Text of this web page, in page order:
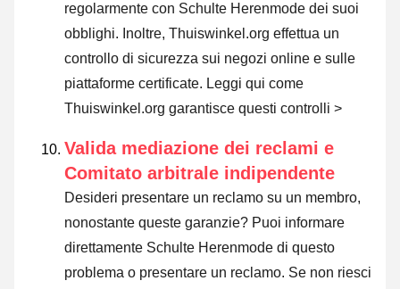
regolarmente con Schulte Herenmode dei suoi
obblighi. Inoltre, Thuiswinkel.org effettua un
controllo di sicurezza sui negozi online e sulle
piattaforme certificate. Leggi qui come
Thuiswinkel.org garantisce questi controlli >
Valida mediazione dei reclami e
Comitato arbitrale indipendente
Desideri presentare un reclamo su un membro,
nonostante queste garanzie? Puoi informare
direttamente Schulte Herenmode di questo
problema o presentare un reclamo. Se non riesci